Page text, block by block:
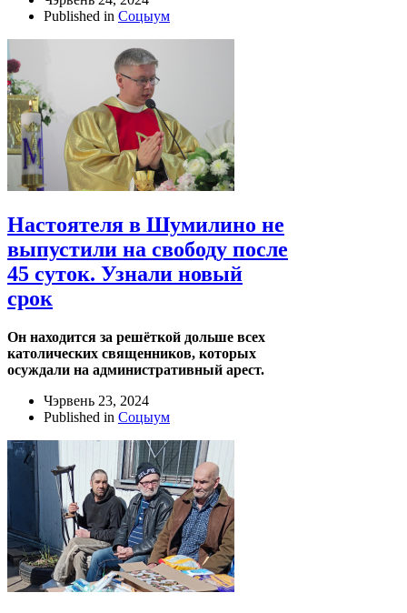
Published in Соцыум
Настоятеля в Шумилино не
выпустили на свободу после
45 суток. Узнали новый
срок
Он находится за решёткой дольше всех
католических священников, которых
осуждали на административный арест.
Чэрвень 23, 2024
Published in Соцыум